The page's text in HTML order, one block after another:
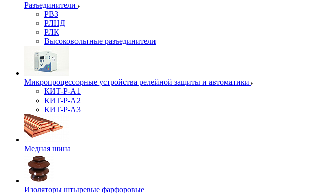
Разъединители
РВЗ
РЛНД
РЛК
Высоковольтные разъединители
Микропроцессорные устройства релейной защиты и автоматики
КИТ-Р-А1
КИТ-Р-А2
КИТ-Р-А3
Медная шина
Изоляторы штыревые фарфоровые